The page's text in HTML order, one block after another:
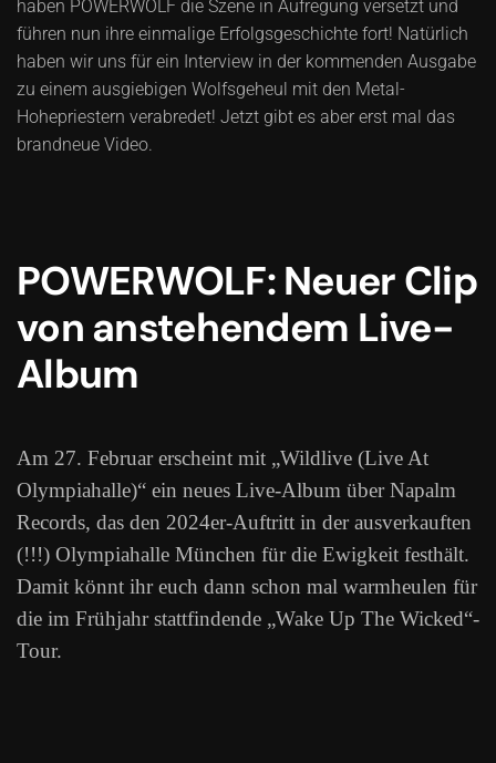
haben POWERWOLF die Szene in Aufregung versetzt und
führen nun ihre einmalige Erfolgsgeschichte fort! Natürlich
haben wir uns für ein Interview in der kommenden Ausgabe
zu einem ausgiebigen Wolfsgeheul mit den Metal-
Hohepriestern verabredet! Jetzt gibt es aber erst mal das
brandneue Video.
POWERWOLF: Neuer Clip
von anstehendem Live-
Album
Am 27. Februar erscheint mit „Wildlive (Live At
Olympiahalle)“ ein neues Live-Album über Napalm
Records, das den 2024er-Auftritt in der ausverkauften
(!!!) Olympiahalle München für die Ewigkeit festhält.
Damit könnt ihr euch dann schon mal warmheulen für
die im Frühjahr stattfindende „Wake Up The Wicked“-
Tour.